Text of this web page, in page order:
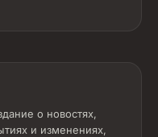
о новостях,
и изменениях,